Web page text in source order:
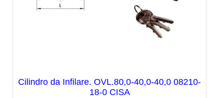
Cilindro da Infilare. OVL.80,0-40,0-40,0 08210-
18-0 CISA